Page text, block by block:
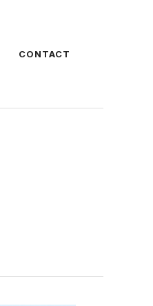
CONTACT